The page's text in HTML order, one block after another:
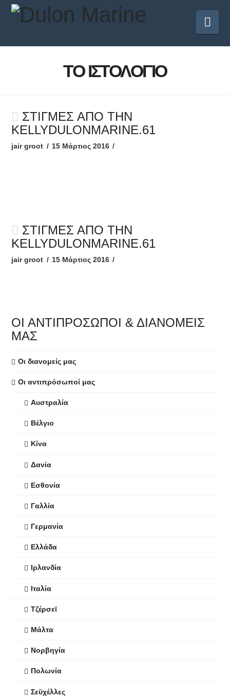
ΤΟ ΙΣΤΟΛΌΓΙΟ
ΣΤΙΓΜΈΣ ΑΠΌ ΤΗΝ
KELLYDULONMARINE.61
jair groot 15 Μάρτιος 2016
ΣΤΙΓΜΈΣ ΑΠΌ ΤΗΝ
KELLYDULONMARINE.61
jair groot 15 Μάρτιος 2016
ΟΙ ΑΝΤΙΠΡΌΣΩΠΟΙ & ΔΙΑΝΟΜΕΊΣ
ΜΑΣ
Οι διανομείς μας
Οι αντιπρόσωποί μας
Αυστραλία
Βέλγιο
Κίνα
Δανία
Εσθονία
Γαλλία
Γερμανία
Ελλάδα
Ιρλανδία
Ιταλία
Τζέρσεϊ
Μάλτα
Νορβηγία
Πολωνία
Σεϋχέλλες